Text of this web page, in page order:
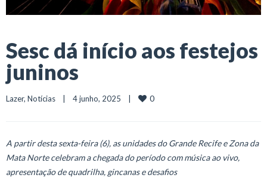
Sesc dá início aos festejos
juninos
Lazer, Notícias
    |    4 junho, 2025    |
0
A partir desta sexta-feira (6), as unidades do Grande Recife e Zona da
Mata Norte celebram a chegada do período com música ao vivo,
apresentação de quadrilha, gincanas e desafios